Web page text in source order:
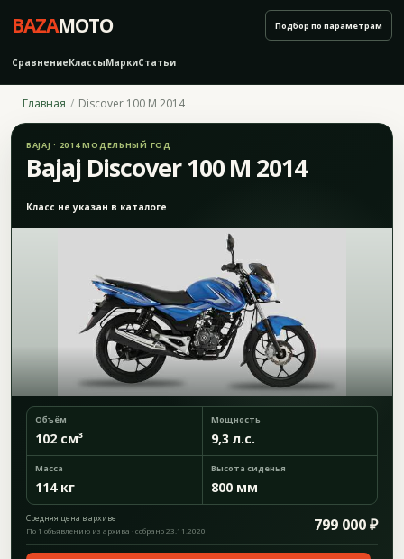
BAZAMOTO
СравнениеКлассыМаркиСтатьи
Подбор по параметрам
Главная Discover 100 M 2014
BAJAJ · 2014 МОДЕЛЬНЫЙ ГОД
Bajaj Discover 100 M 2014
Класс не указан в каталоге
Объём
102 см³
Мощность
9,3 л.с.
Масса
114 кг
Высота сиденья
800 мм
Средняя цена в архиве 799 000 ₽
По 1 объявлению из архива · собрано 23.11.2020